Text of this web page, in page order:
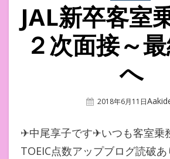
JAL新卒客室
２次面接～
へ
Posted
2018年6月11日
✈中尾享子です✈いつも客室乗
TOEIC点数アップブログ読破